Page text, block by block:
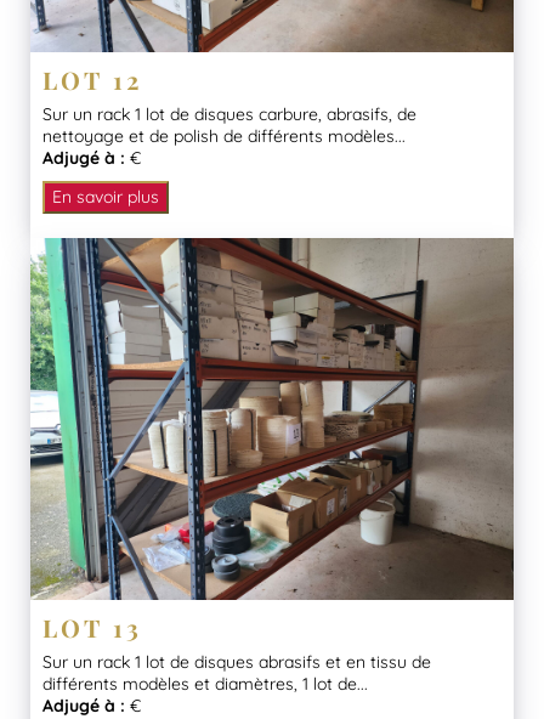
LOT 12
Sur un rack 1 lot de disques carbure, abrasifs, de
nettoyage et de polish de différents modèles...
Adjugé à : €
En savoir plus
LOT 13
Sur un rack 1 lot de disques abrasifs et en tissu de
différents modèles et diamètres, 1 lot de...
Adjugé à : €